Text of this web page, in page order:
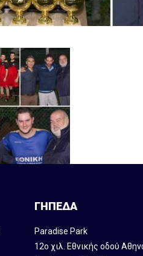
ΓΗΠΕΔΑ
Paradise Park
12ο χιλ. Εθνικής οδού